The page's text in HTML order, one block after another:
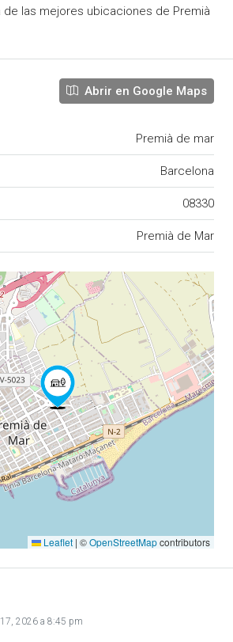
de las mejores ubicaciones de Premià
Abrir en Google Maps
Premià de mar
Barcelona
08330
Premià de Mar
Leaflet | ©OpenStreetMapcontributors
2026 a 8:45 pm